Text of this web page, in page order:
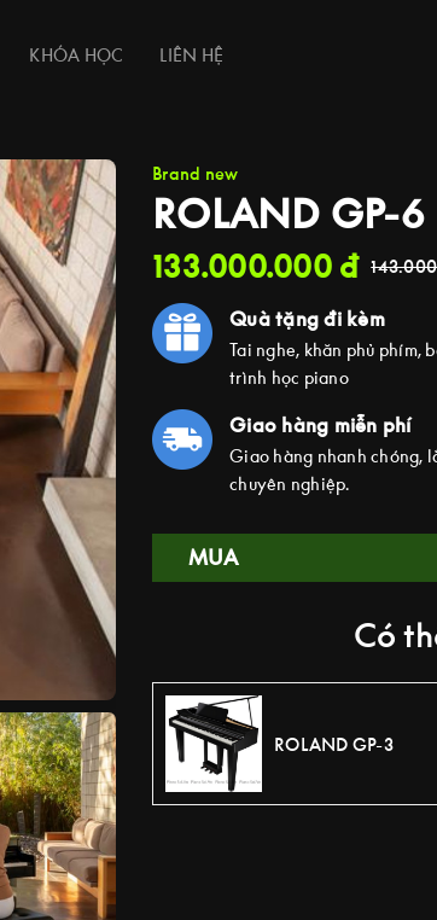
KHÓA HỌC LIÊN HỆ
Brand new
ROLAND GP-6
133.000.000đ
Quà tặng đi kèm
Tai nghe, khăn phủ phím,
trình học piano
Giao hàng miễn phí
Giao hàng nhanh chóng,
chuyên nghiệp.
MUA
Có
ROLAND GP-3